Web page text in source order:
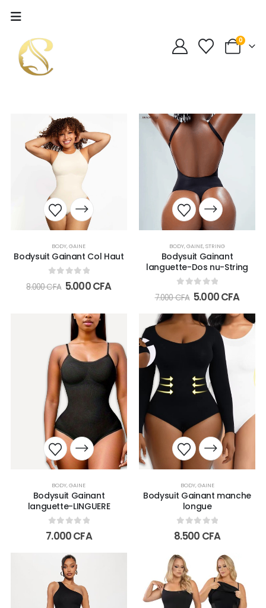
0
BODY,GAINE
Bodysuit Gainant Col Haut
out of 5
8.000CFA 5.000CFA
BODY,GAINE,STRING
Bodysuit Gainant
languette-Dos nu-String
out of 5
7.000CFA 5.000CFA
BODY,GAINE
Bodysuit Gainant
languette-LINGUERE
0 out of 5
7.000CFA
BODY,GAINE
Bodysuit Gainant manche
longue
0 out of 5
8.500 CFA